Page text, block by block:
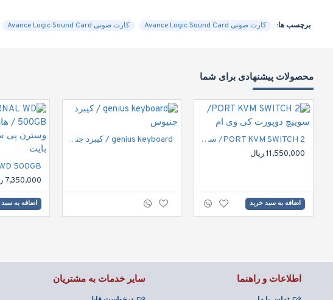
برچسب ها: کارت صوتی Avance Logic Sound Card کارت صوتی Avance Logic Sound Card
محصولات پیشنهادی برای شما
2 PORT KVM SWITCH/ سوییچ دوپورت کی وی ام
11,550,000 ریال
اضافه به سبد خرید
genius keyboard / کیبرد جنیوس
7,350,000 ریال
اضافه به
اطلاعات و راهنما سایر خدمات به مشتریان